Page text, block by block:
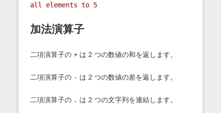
all elements to 5
加法演算子
二項演算子の +は 2 つの数値の和を返します。
二項演算子の - は 2 つの数値の差を返します。
二項演算子の . は 2 つの文字列を連結します。